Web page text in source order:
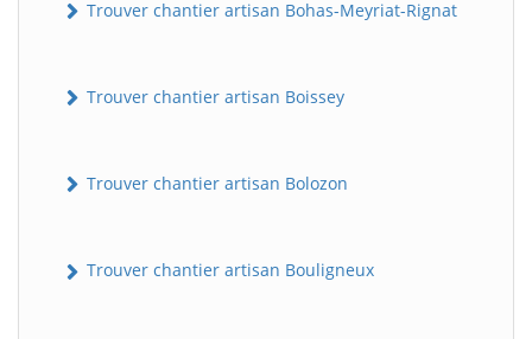
Trouver chantier artisan Bohas-Meyriat-Rignat
Trouver chantier artisan Boissey
Trouver chantier artisan Bolozon
Trouver chantier artisan Bouligneux